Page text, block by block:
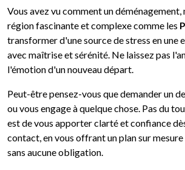
Vous avez vu comment un déménagement,
région fascinante et complexe comme les
transformer d'une source de stress en une
avec maîtrise et sérénité. Ne laissez pas
l'émotion d'un nouveau départ.
Peut-être pensez-vous que demander un
ou vous engage à quelque chose. Pas du
est de vous apporter clarté et confiance
contact, en vous offrant un plan sur
sans aucune obligation.